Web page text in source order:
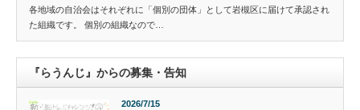
各地域の自治会はそれぞれに「個別の団体」として岩槻区に届けて承認され
た組織です。 個別の組織なので…
『らうんじ』からの募集・告知
2026/7/15